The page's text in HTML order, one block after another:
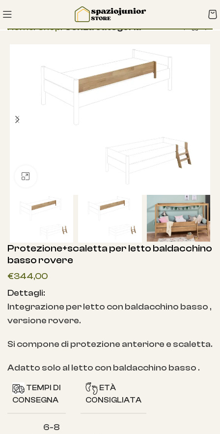
Home Shop Senza categoria
Protezione+scaletta per letto baldacchino
basso rovere
€344,00
Dettagli:
Integrazione per letto con baldacchino basso ,
versione rovere.
Si compone di protezione anteriore e scaletta.
Adatto solo al letto con baldacchino basso .
TEMPI DI
CONSEGNA
6-8
ETÀ
CONSIGLIATA